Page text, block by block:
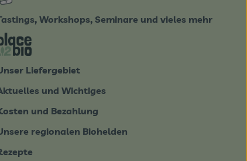
Workshops, Seminare und vieles mehr
Externer Link zu https://place2bio.de/
Liefergebiet
und Wichtiges
und Bezahlung
regionalen Biohelden